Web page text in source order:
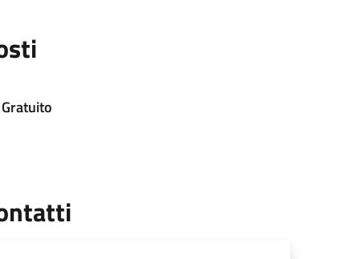
Gratuito